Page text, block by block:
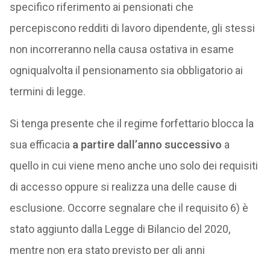
specifico riferimento ai pensionati che
percepiscono redditi di lavoro dipendente, gli stessi
non incorreranno nella causa ostativa in esame
ogniqualvolta il pensionamento sia obbligatorio ai
termini di legge.
Si tenga presente che il regime forfettario blocca la
sua efficacia a partire dall’anno successivo a
quello in cui viene meno anche uno solo dei requisiti
di accesso oppure si realizza una delle cause di
esclusione. Occorre segnalare che il requisito 6) è
stato aggiunto dalla Legge di Bilancio del 2020,
mentre non era stato previsto per gli anni